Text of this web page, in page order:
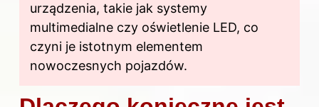
urządzenia, takie jak systemy
multimedialne czy oświetlenie LED, co
czyni je istotnym elementem
nowoczesnych pojazdów.